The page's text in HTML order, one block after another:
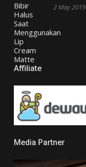
2 May 2019
Affiliate
Media Partner